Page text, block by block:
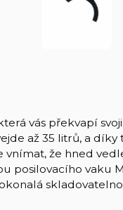
vás překvapí
až 35 litrů, a
že hned
posilovacího vaku